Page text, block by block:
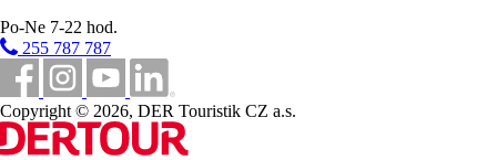
Po-Ne 7-22 hod.
255 787 787
Copyright © 2026, DER Touristik CZ a.s.